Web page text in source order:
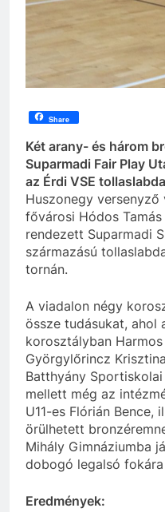
Share
Két arany- és három
Suparmadi Fair Play
az Érdi VSE
Huszonegy
fővárosi Hódos
rendezett Suparmadi
származású
tornán.
A viadalon négy
össze tudásukat, ahol
korosztályban
Györgylőrincz
Batthyány
mellett még az
U11-es Flórián Bence,
örülhetett
Mihály Gimnáziumba
dobogó legalsó
Eredmények: